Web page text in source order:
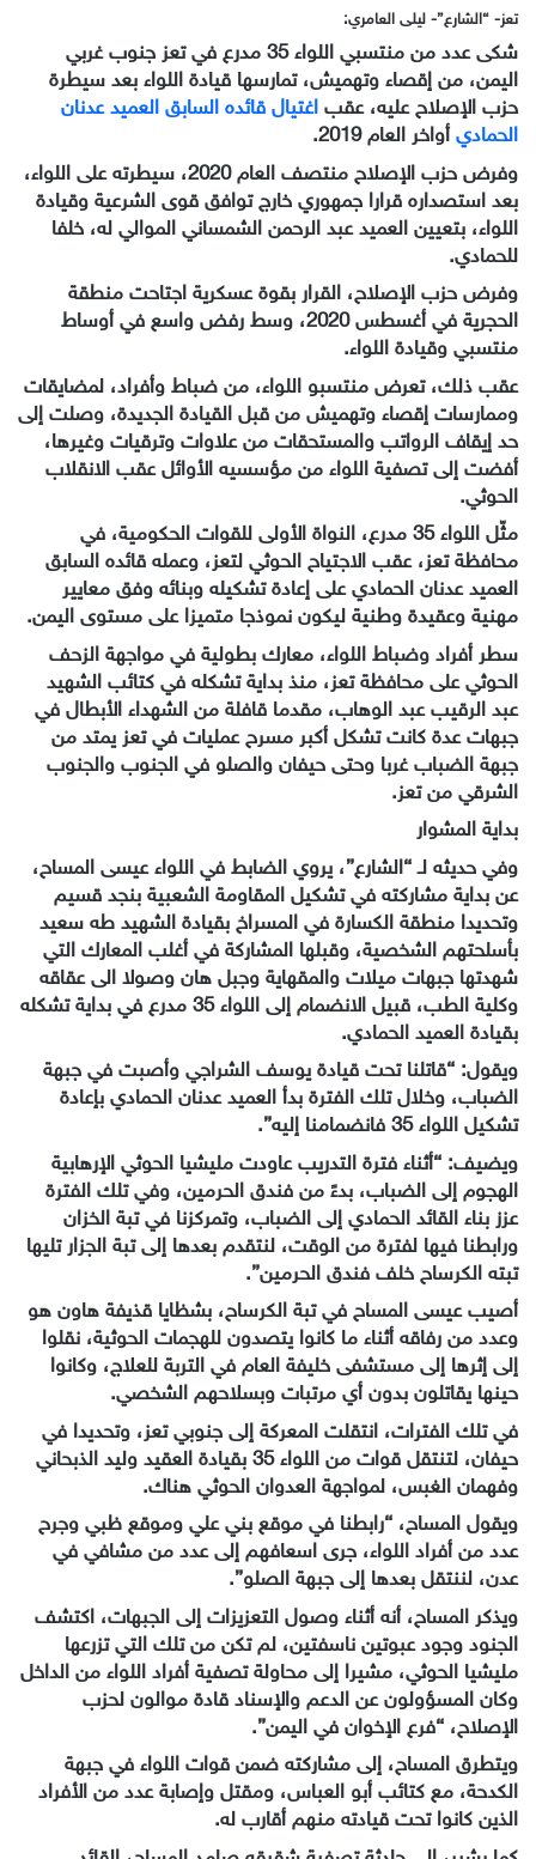
تعز- “الشارع”- ليلى العامري:
شكى عدد من منتسبي اللواء 35 مدرع في تعز جنوب غربي
اليمن، من إقصاء وتهميش، تمارسها قيادة اللواء بعد سيطرة
حزب الإصلاح عليه، عقباغتيال قائده السابق العميد عدنان
الحماديأواخر العام 2019.
وفرض حزب الإصلاح منتصف العام 2020، سيطرته على اللواء،
بعد استصداره قرارا جمهوري خارج توافق قوى الشرعية وقيادة
اللواء، بتعيين العميد عبد الرحمن الشمساني الموالي له، خلفا
للحمادي.
وفرض حزب الإصلاح، القرار بقوة عسكرية اجتاحت منطقة
الحجرية في أغسطس 2020، وسط رفض واسع في أوساط
منتسبي وقيادة اللواء.
عقب ذلك، تعرض منتسبو اللواء، من ضباط وأفراد، لمضايقات
وممارسات إقصاء وتهميش من قبل القيادة الجديدة، وصلت إلى
حد إيقاف الرواتب والمستحقات من علاوات وترقيات وغيرها،
أفضت إلى تصفية اللواء من مؤسسيه الأوائل عقب الانقلاب
الحوثي.
مثّل اللواء 35 مدرع، النواة الأولى للقوات الحكومية، في
محافظة تعز، عقب الاجتياح الحوثي لتعز، وعمله قائده السابق
العميد عدنان الحمادي على إعادة تشكيله وبنائه وفق معايير
مهنية وعقيدة وطنية ليكون نموذجا متميزا على مستوى اليمن.
سطر أفراد وضباط اللواء، معارك بطولية في مواجهة الزحف
الحوثي على محافظة تعز، منذ بداية تشكله في كتائب الشهيد
عبد الرقيب عبد الوهاب، مقدما قافلة من الشهداء الأبطال في
جبهات عدة كانت تشكل أكبر مسرح عمليات في تعز يمتد من
جبهة الضباب غربا وحتى حيفان والصلو في الجنوب والجنوب
الشرقي من تعز.
بداية المشوار
وفي حديثه لـ “الشارع”، يروي الضابط في اللواء عيسى المساح،
عن بداية مشاركته في تشكيل المقاومة الشعبية بنجد قسيم
وتحديدا منطقة الكسارة في المسراخ بقيادة الشهيد طه سعيد
بأسلحتهم الشخصية، وقبلها المشاركة في أغلب المعارك التي
شهدتها جبهات ميلات والمقهاية وجبل هان وصولا الى عقاقه
وكلية الطب، قبيل الانضمام إلى اللواء 35 مدرع في بداية تشكله
بقيادة العميد الحمادي.
ويقول: “قاتلنا تحت قيادة يوسف الشراجي وأصبت في جبهة
الضباب، وخلال تلك الفترة بدأ العميد عدنان الحمادي بإعادة
تشكيل اللواء 35 فانضمامنا إليه”.
ويضيف: “أثناء فترة التدريب عاودت مليشيا الحوثي الإرهابية
الهجوم إلى الضباب، بدءً من فندق الحرمين، وفي تلك الفترة
عزز بناء القائد الحمادي إلى الضباب، وتمركزنا في تبة الخزان
ورابطنا فيها لفترة من الوقت، لنتقدم بعدها إلى تبة الجزار تليها
تبته الكرساح خلف فندق الحرمين”.
أصيب عيسى المساح في تبة الكرساح، بشظايا قذيفة هاون هو
وعدد من رفاقه أثناء ما كانوا يتصدون للهجمات الحوثية، نقلوا
إلى إثرها إلى مستشفى خليفة العام في التربة للعلاج، وكانوا
حينها يقاتلون بدون أي مرتبات وبسلاحهم الشخصي.
في تلك الفترات، انتقلت المعركة إلى جنوبي تعز، وتحديدا في
حيفان، لتنتقل قوات من اللواء 35 بقيادة العقيد وليد الذبحاني
وفهمان الغبس، لمواجهة العدوان الحوثي هناك.
ويقول المساح، “رابطنا في موقع بني علي وموقع ظبي وجرح
عدد من أفراد اللواء، جرى اسعافهم إلى عدد من مشافي في
عدن، لننتقل بعدها إلى جبهة الصلو”.
ويذكر المساح، أنه أثناء وصول التعزيزات إلى الجبهات، اكتشف
الجنود وجود عبوتين ناسفتين، لم تكن من تلك التي تزرعها
مليشيا الحوثي، مشيرا إلى محاولة تصفية أفراد اللواء من الداخل
وكان المسؤولون عن الدعم والإسناد قادة موالون لحزب
الإصلاح، “فرع الإخوان في اليمن”.
ويتطرق المساح، إلى مشاركته ضمن قوات اللواء في جبهة
الكدحة، مع كتائب أبو العباس، ومقتل وإصابة عدد من الأفراد
الذين كانوا تحت قيادته منهم أقارب له.